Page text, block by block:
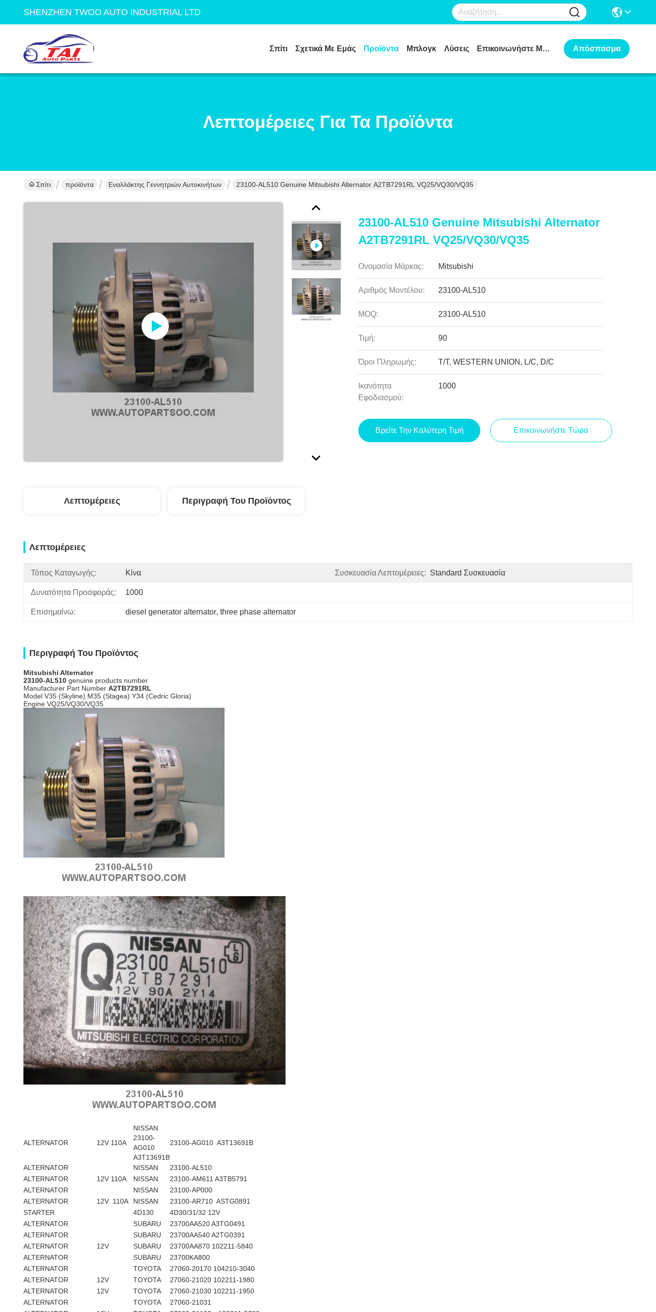
SHENZHEN TWOO AUTO INDUSTRIAL LTD
Σπίτι Σχετικά Με Εμάς Προϊόντα Μπλογκ Λύσεις Επικοινωνήστε Μαζί Μας Απόσπασμα
Λεπτομέρειες Για Τα Προϊόντα
Σπίτι προϊόντα Εναλλάκτης Γεννητριών Αυτοκινήτων 23100-AL510 Genuine Mitsubishi Alternator A2TB7291RL VQ25/VQ30/VQ35
23100-AL510 Genuine Mitsubishi Alternator
A2TB7291RL VQ25/VQ30/VQ35
Ονομασία Μάρκας: Mitsubishi
Αριθμός Μοντέλου: 23100-AL510
MOQ: 23100-AL510
Τιμή: 90
Όροι Πληρωμής: T/T, WESTERN UNION, L/C, D/C
Ικανότητα
Εφοδιασμού:
1000
Βρείτε Την Καλύτερη Τιμή Επικοινωνήστε Τώρα
Λεπτομέρειες Περιγραφή Του Προϊόντος
Λεπτομέρειες
Τόπος Καταγωγής: Κίνα Συσκευασία Λεπτομέρειες: Standard Συσκευασία
Δυνατότητα Προσφοράς: 1000
Επισημαίνω: diesel generator alternator, three phase alternator
Περιγραφή Του Προϊόντος
Mitsubishi Alternator
23100-AL510 genuine products number
Manufacturer Part Number A2TB7291RL
Model V35 (Skyline) M35 (Stagea) Y34 (Cedric Gloria)
Engine VQ25/VQ30/VQ35
ALTERNATOR 12V 110A
NISSAN
23100-
AG010
A3T13691B
23100-AG010 A3T13691B
ALTERNATOR NISSAN
23100-AL510
ALTERNATOR
12V 110A NISSAN
23100-AM611 A3TB5791
ALTERNATOR
NISSAN
23100-AP000
ALTERNATOR
12V 110A NISSAN
23100-AR710 ASTG0891
STARTER
4D130
4D30/31/32 12V
ALTERNATOR
SUBARU
23700AA520 A3TG0491
ALTERNATOR
SUBARU
23700AA540 A2TG0391
ALTERNATOR
12V SUBARU
23700AA870 102211-5840
ALTERNATOR
SUBARU
23700KA800
ALTERNATOR
TOYOTA
27060-20170 104210-3040
ALTERNATOR
12V TOYOTA
27060-21020 102211-1980
ALTERNATOR
12V TOYOTA
27060-21030 102211-1950
ALTERNATOR
TOYOTA
27060-21031